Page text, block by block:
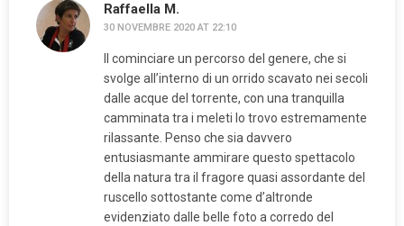
Raffaella M.
30 NOVEMBRE 2020 AT 22:10
Il cominciare un percorso del genere, che si
svolge all’interno di un orrido scavato nei secoli
dalle acque del torrente, con una tranquilla
camminata tra i meleti lo trovo estremamente
rilassante. Penso che sia davvero
entusiasmante ammirare questo spettacolo
della natura tra il fragore quasi assordante del
ruscello sottostante come d’altronde
evidenziato dalle belle foto a corredo del